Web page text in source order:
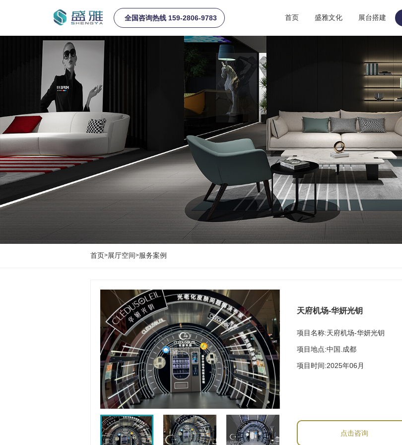
全国咨询热线 159-2806-9783 首页 盛雅文化 展台搭建
首页>展厅空间>服务案例
天府机场-华妍光钥
项目名称:天府机场-华妍光钥
项目地点:中国.成都
项目时间:2025年06月
点击咨询